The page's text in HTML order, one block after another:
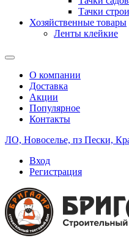
Тачки
Хозяйственные товары
Ленты клейкие
О компании
Доставка
Акции
Популярное
Контакты
ЛО, Новоселье, пз Пески,
Вход
Регистрация